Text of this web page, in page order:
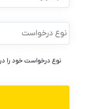
نوع
درخواست *
نوع درخواست خود را